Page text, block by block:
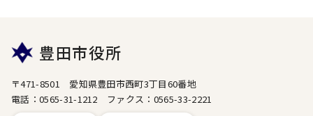
豊田市役所
〒471-8501 愛知県豊田市西町3丁目60番地
電話：0565-31-1212 ファクス：0565-33-2221